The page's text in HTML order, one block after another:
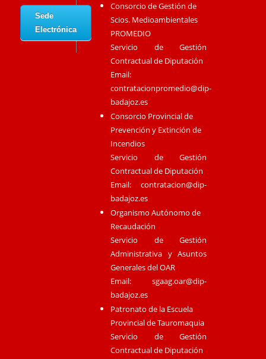
Sede
Electrónica
Consorcio de Gestión de
Scios. Medioambientales
PROMEDIO
Servicio de Gestión
Contractual de Diputación
Email:
contratacionpromedio@dip-
badajoz.es
Consorcio Provincial de
Prevención y Extinción de
Incendios
Servicio de Gestión
Contractual de Diputación
Email:contratacion@dip-
badajoz.es
Organismo Autónomo de
Recaudación
Servicio de Gestión
Administrativa y Asuntos
Generales del OAR
Email:sgaag.oar@dip-
badajoz.es
Patronato de la Escuela
Provincial de Tauromaquia
Servicio de Gestión
Contractual de Diputación